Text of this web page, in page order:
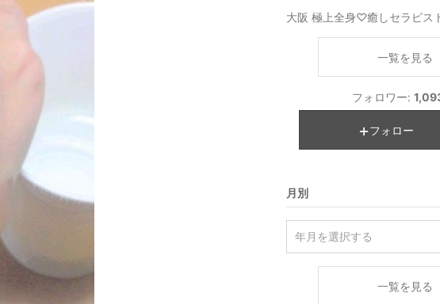
大阪 極上全身♡癒しセラピス
一覧を見る
フォロワー:
フォロー
月別
一覧を見る